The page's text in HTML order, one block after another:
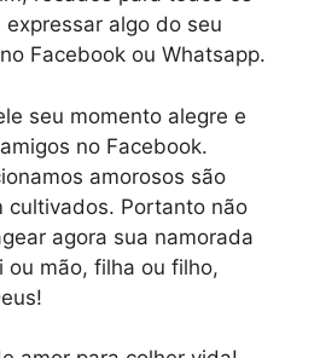
algo do seu
Facebook ou Whatsapp.
seu momento alegre e
no Facebook.
amorosos são
cultivados. Portanto não
agora sua namorada
ou mão, filha ou filho,